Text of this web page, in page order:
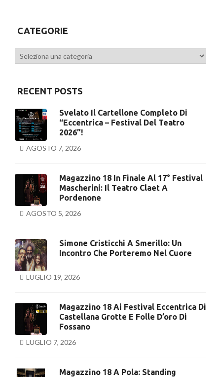
CATEGORIE
Categorie
RECENT POSTS
Svelato Il Cartellone Completo Di
“Eccentrica – Festival Del Teatro
2026”!
AGOSTO 7, 2026
Magazzino 18 In Finale Al 17° Festival
Mascherini: Il Teatro Claet A
Pordenone
AGOSTO 5, 2026
Simone Cristicchi A Smerillo: Un
Incontro Che Porteremo Nel Cuore
LUGLIO 19, 2026
Magazzino 18 Ai Festival Eccentrica Di
Castellana Grotte E Folle D’oro Di
Fossano
LUGLIO 7, 2026
Magazzino 18 A Pola: Standing